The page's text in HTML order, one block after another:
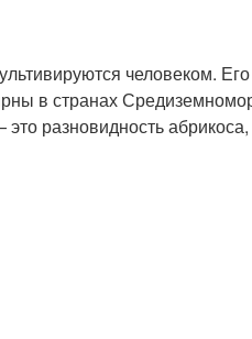
человеком.
в странах
разновидность абрикоса,